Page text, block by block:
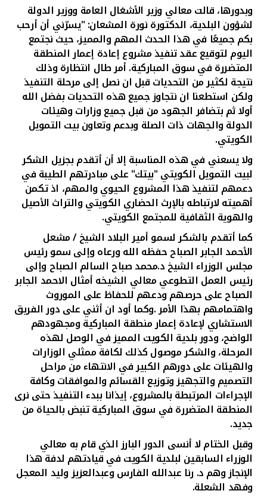
وبدورها، قالت معالي وزير الأشغال العامة ووزير الدولة
لشؤون البلدية، الدكتورة نورة المشعان: "يسرّني أن أرحب
بكم جميعًا في هذا الحدث المهم والمميز، حيث نجتمع
اليوم لتوقيع عقد تنفيذ مشروع إعادة إعمار المنطقة
المتضررة في سوق المباركية.أمر طال انتظارة وذلك
نتيجة لكثير من التحديات قبل ان نصل إلى مرحلة التنفيذ
ولكن استطعنا ان نتجاوز جميع هذه التحديات بفضل الله
أولا ثم بتضافر الجهود من قبل جميع وزارات وهيئات
الدولة والجهات ذات الصلة وبدعم وتعاون بيت التمويل
الكويتي.
ولا يسعني في هذه المناسبة إلا أن أتقدم بجزيل الشكر
لبيت التمويل الكويتي "بيتك" على مبادرتهم الطيبة في
دعمهم لتنفيذ هذا المشروع الحيوي والمهم، اذ تكمن
أهميته لارتباطه بالإرث الحضاري الكويتي والتراث الأصيل
والهوية الثقافية للمجتمع الكويتي.
كما أتقدم بالشكر لسمو أمير البلاد الشيخ / مشعل
الأحمد الجابر الصباح حفظه الله ورعاه وإلى سمو رئيس
مجلس الوزراء الشيخ د.محمد صباح السالم الصباح وإلى
رئيس العمل التطوعي معالي الشيخه أمثال الاحمد الجابر
الصباحعلى حرصهم ودعهم للحفاظ على الموروث
واهتمامهم بهذا الأمر.وكما أود ان أثني على دور الفريق
الاستشاري لإعادة إعمار منطقة المباركية ومجهودهم
الواضح، ودور بلدية الكويت المميز في الوصل لهذه
المرحلة، والشكر موصول كذلك لكافة ممثلي الوزارات
والهيئات على دورهم الكبير في الانتهاء من مراحل
التصميم والتجهيز وتوزيع القسائم والموافقات وكافة
الإجراءات المرتبطة بالمشروع، إيذانا ببدء التنفيذ حتى نرى
المنطقة المتضررة في سوق المباركية تنبض بالحياة من
جديد.
وقبل الختام لا أنسى الدور البارز الذي قام به معالي
الوزراء السابقين لبلدية الكويت في قيادتهم لدفة هذا
الإنجاز وهم د. رنا عبدالله الفارس وعبدالعزيز وليد المعجل
وفهد الشعلة.